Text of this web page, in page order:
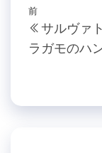
投
稿
ナ
ゲ
過
去
の
前
サルヴァ
ラガモのハ